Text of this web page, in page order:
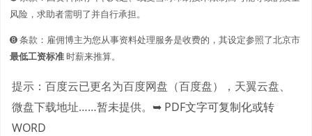
风险，求助者需明了并自行承担。
➑ 条款：雇佣博主为您从事资料处理服务是收费的，其设定参照了北京市
最低工资标准时薪来推算。
提示：百度云已更名为百度网盘（百度盘），天翼云盘、
微盘下载地址……暂未提供。 ➥ PDF文字可复制化或转
WORD